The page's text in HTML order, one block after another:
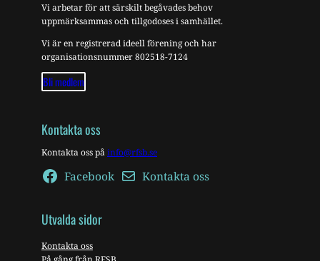
Vi arbetar för att särskilt begåvades behov
uppmärksammas och tillgodoses i samhället.
Vi är en registrerad ideell förening och har
organisationsnummer 802518-7124
Bli medlem
Kontakta oss
Kontakta oss påinfo@rfsb.se
Facebook Kontakta oss
Utvalda sidor
Kontakta oss